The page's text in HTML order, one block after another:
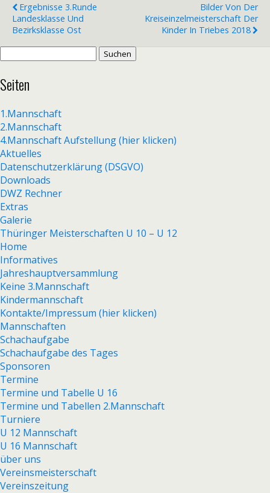
Ergebnisse 3.Runde
Landesklasse Und
Bezirksklasse Ost
Bilder Von Der
Kreiseinzelmeisterschaft Der
Kinder In Triebes 2018
Seiten
1.Mannschaft
2.Mannschaft
4.Mannschaft Aufstellung (hier klicken)
Aktuelles
Datenschutzerklärung (DSGVO)
Downloads
DWZ Rechner
Extras
Galerie
Thüringer Meisterschaften U 10 – U 12
Home
Informatives
Jahreshauptversammlung
Keine 3.Mannschaft
Kindermannschaft
Kontakte/Impressum (hier klicken)
Mannschaften
Schachaufgabe
Schachaufgabe des Tages
Sponsoren
Termine
Termine und Tabelle U 16
Termine und Tabellen 2.Mannschaft
Turniere
U 12 Mannschaft
U 16 Mannschaft
über uns
Vereinsmeisterschaft
Vereinszeitung